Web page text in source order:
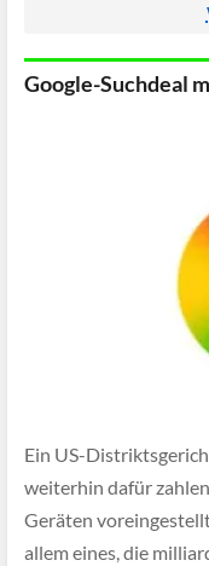
Google-Suchdeal
Ein US-
weiterhin dafür
Geräten
allem eines, die